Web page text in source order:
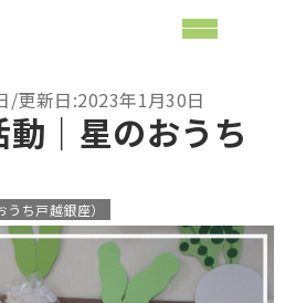
/更新日:2023年1月30日
｜星のおうち
ち戸越銀座）